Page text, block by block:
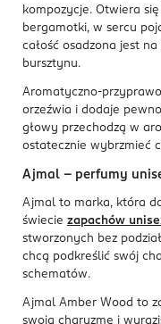
kompozycje. Otwiera
bergamotki, w sercu
całość osadzona jest
bursztynu.
Aromatyczno-
orzeźwia i dodaje
głowy przechodzą w
ostatecznie wybrzmieć
Ajmal – perfumy
Ajmal to marka, która
świecie zapachów
stworzonych bez
chcą podkreślić swój
schematów.
Ajmal Amber Wood to
swoją charyzmę i